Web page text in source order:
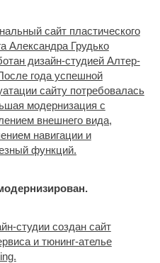
сайт пластического
Александра Грудько
дизайн-студией Алтер-
года успешной
сайту потребовалась
модернизация с
внешнего вида,
навигации и
функций.
студии создан сайт
и тюнинг-ателье